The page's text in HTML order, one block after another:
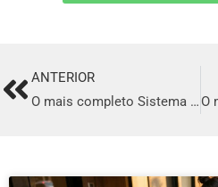
PrevANTERIOR
O mais completo Sistema para Delivery em União Dos Palmares